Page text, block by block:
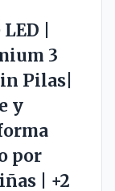
|
3
Pilas|
y
por
| +2